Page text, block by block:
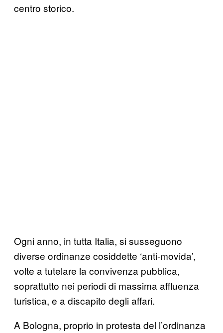
centro storico.
Ogni anno, in tutta Italia, si susseguono
diverse ordinanze cosiddette ‘anti-movida’,
volte a tutelare la convivenza pubblica,
soprattutto nei periodi di massima affluenza
turistica, e a discapito degli affari.
A Bologna, proprio in protesta del l’ordinanza